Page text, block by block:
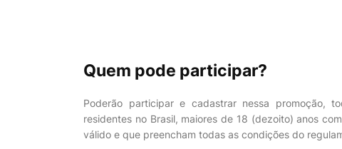
Quem pode participar?
Poderão participar e cadastrar nessa promoção,
residentes no Brasil, maiores de 18 (dezoito) anos
válido e que preencham todas as condições do